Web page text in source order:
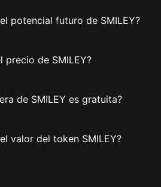
potencial futuro de SMILEY?
precio de SMILEY?
de SMILEY es gratuita?
valor del token SMILEY?